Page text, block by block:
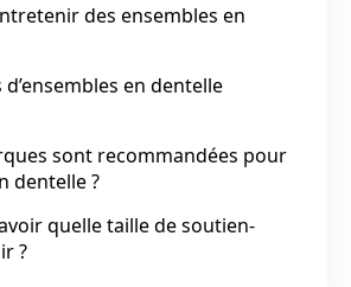
des ensembles en
d’ensembles en dentelle
sont recommandées pour
dentelle ?
quelle taille de soutien-
?